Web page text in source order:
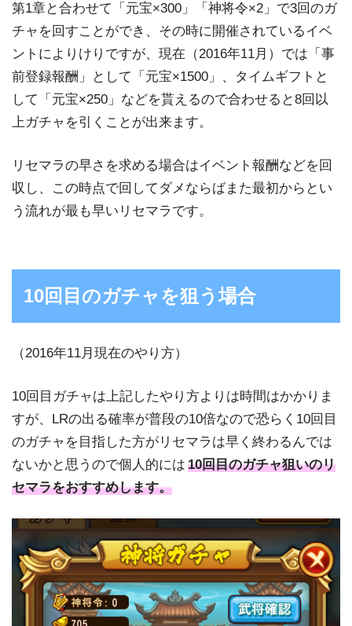
第1章と合わせて「元宝×300」「神将令×2」で3回のガ
チャを回すことができ、その時に開催されているイベ
ントによりけりですが、現在（2016年11月）では「事
前登録報酬」として「元宝×1500」、タイムギフトと
して「元宝×250」などを貰えるので合わせると8回以
上ガチャを引くことが出来ます。
リセマラの早さを求める場合はイベント報酬などを回
収し、この時点で回してダメならばまた最初からとい
う流れが最も早いリセマラです。
10回目のガチャを狙う場合
（2016年11月現在のやり方）
10回目ガチャは上記したやり方よりは時間はかかりま
すが、LRの出る確率が普段の10倍なので恐らく10回目
のガチャを目指した方がリセマラは早く終わるんでは
ないかと思うので個人的には 10回目のガチャ狙いのリ
セマラをおすすめします。